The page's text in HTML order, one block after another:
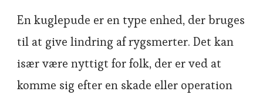
En kuglepude er en type enhed, der bruges
til at give lindring af rygsmerter. Det kan
især være nyttigt for folk, der er ved at
komme sig efter en skade eller operation